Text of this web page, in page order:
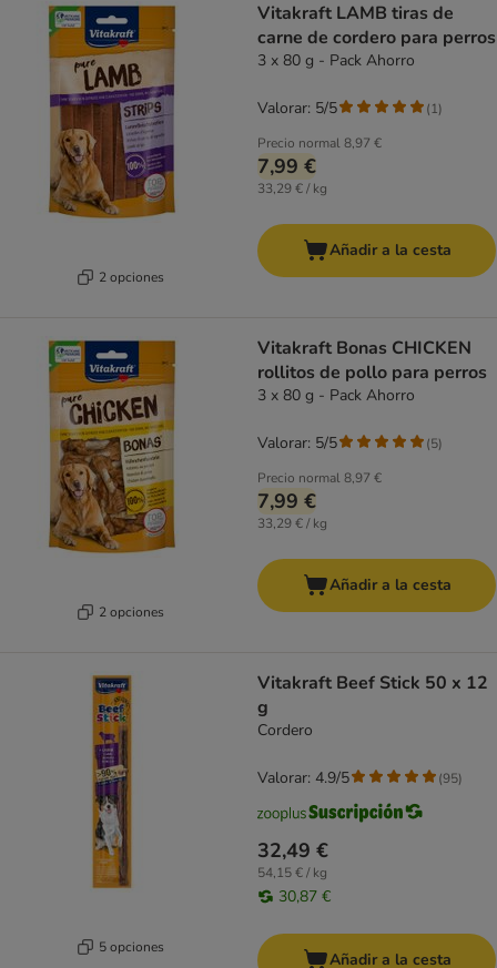
2 opciones
Vitakraft LAMB tiras de
carne de cordero para perros
3 x 80 g - Pack Ahorro
Precio normal8,97 €
7,99 €
33,29 € / kg
Valorar: 5/5 (1)
Añadir a la cesta
2 opciones
Vitakraft Bonas CHICKEN
rollitos de pollo para perros
3 x 80 g - Pack Ahorro
Precio normal8,97 €
7,99 €
33,29 € / kg
Valorar: 5/5 (5)
Añadir a la cesta
5 opciones
Vitakraft Beef Stick 50 x 12
g
Cordero
32,49 €
54,15 € / kg
30,87 €
Valorar: 4.9/5 (95)
Añadir a la cesta